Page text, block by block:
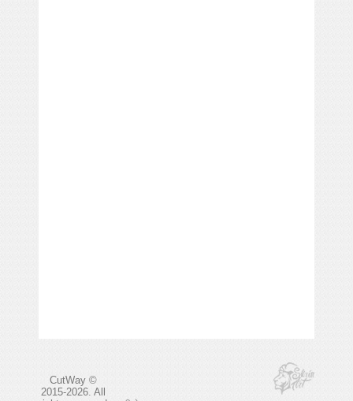
CutWay ©
2015-2026. All